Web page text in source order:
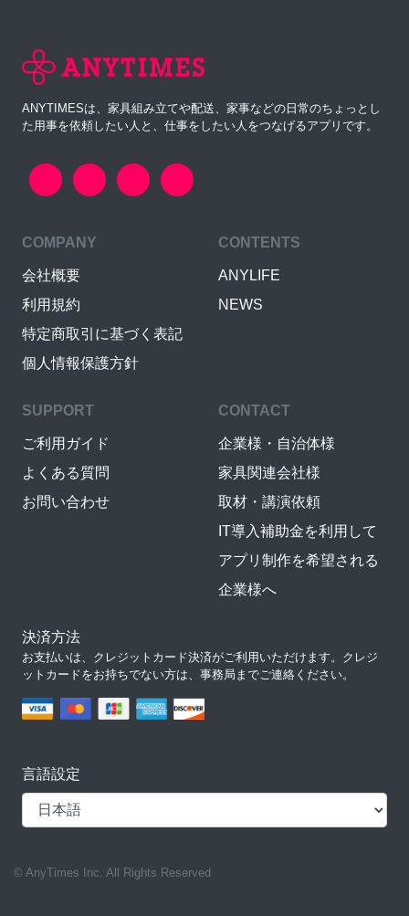
ANYTIMESは、家具組み立てや配送、家事などの日常のちょっとし
た用事を依頼したい人と、仕事をしたい人をつなげるアプリです。
COMPANY
会社概要
利用規約
特定商取引に基づく表記
個人情報保護方針
CONTENTS
ANYLIFE
NEWS
SUPPORT
ご利用ガイド
よくある質問
お問い合わせ
CONTACT
企業様・自治体様
家具関連会社様
取材・講演依頼
IT導入補助金を利用して
アプリ制作を希望される
企業様へ
決済方法
お支払いは、クレジットカード決済がご利用いただけます。クレジ
ットカードをお持ちでない方は、事務局までご連絡ください。
言語設定
© AnyTimes Inc. All Rights Reserved